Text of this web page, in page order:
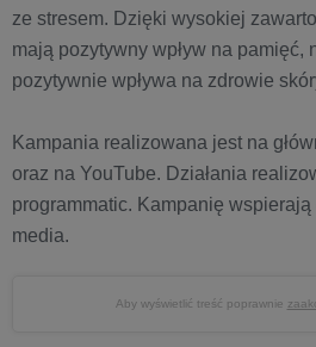
ze stresem. Dzięki wysokiej
mają pozytywny wpływ na pamięć,
pozytywnie wpływa na zdrowie
Kampania realizowana jest na
oraz na YouTube. Działania
programmatic. Kampanię wspierają
media.
Aby wyświetlić treść poprawnie